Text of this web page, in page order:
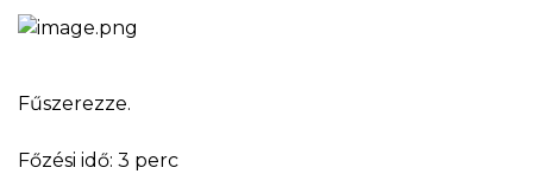
Fűszerezze.
Főzési idő: 3 perc